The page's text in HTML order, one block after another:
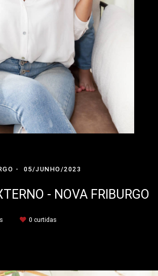
05/JUNHO/2023
- NOVA FRIBURGO
0 curtidas